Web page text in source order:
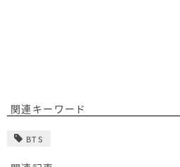
関連キーワード
BTS